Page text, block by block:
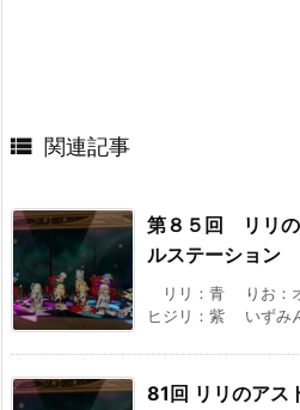
 関連記事
第８５回 リリの
ルステーション
リリ：青 りお：
ヒジリ：紫 いず
81回 リリのアス